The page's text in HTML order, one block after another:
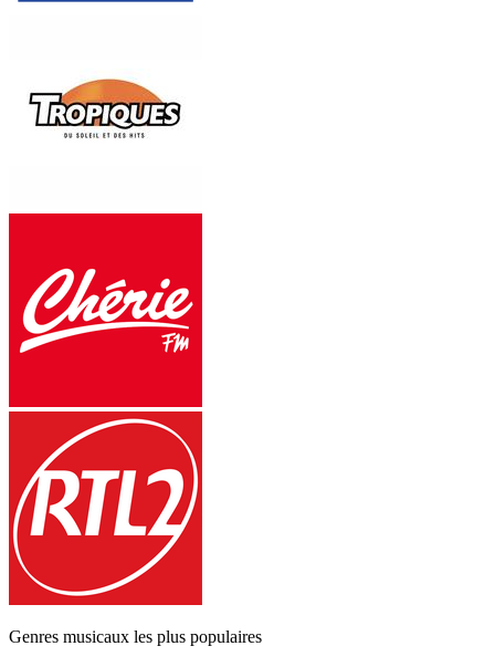
Genres musicaux les plus populaires